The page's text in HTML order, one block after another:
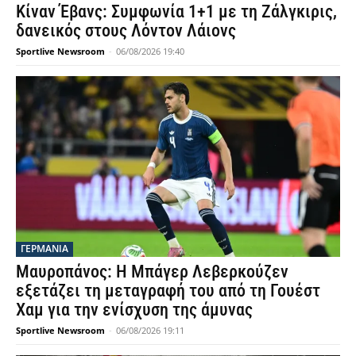
Κίναν Έβανς: Συμφωνία 1+1 με τη Ζάλγκιρις,
δανεικός στους Λόντον Λάιονς
Sportlive Newsroom - 06/08/2026 19:40
ΓΕΡΜΑΝΙΑ
Μαυροπάνος: Η Μπάγερ Λεβερκούζεν
εξετάζει τη μεταγραφή του από τη Γουέστ
Χαμ για την ενίσχυση της άμυνας
Sportlive Newsroom - 06/08/2026 19:11